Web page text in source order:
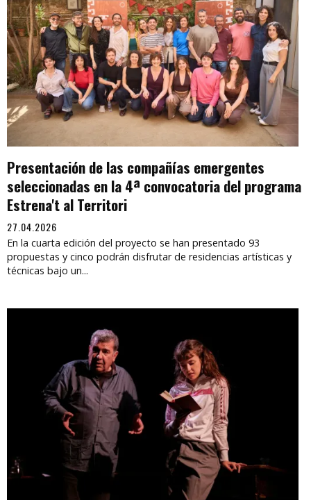
Presentación de las compañías emergentes
seleccionadas en la 4ª convocatoria del programa
Estrena't al Territori
27.04.2026
En la cuarta edición del proyecto se han presentado 93
propuestas y cinco podrán disfrutar de residencias artísticas y
técnicas bajo un...